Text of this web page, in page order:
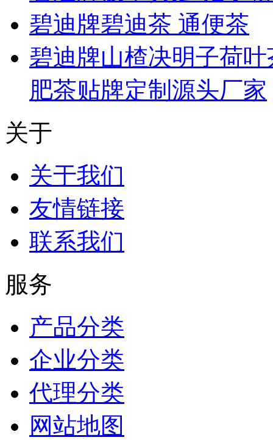
碧迪牌碧迪茶 通便茶
碧迪牌山楂决明子荷
肥茶贴牌定制源头厂家
关于
关于我们
友情链接
联系我们
服务
产品分类
企业分类
代理分类
网站地图